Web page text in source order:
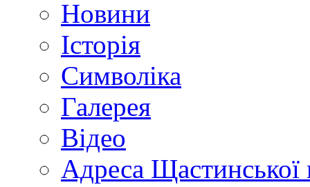
Новини
Історія
Символіка
Галерея
Відео
Адреса Щастинської